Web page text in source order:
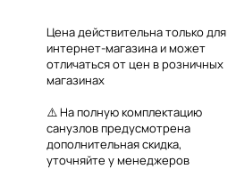
Цена действительна только для
интернет-магазина и может
отличаться от цен в розничных
магазинах
⚠️ На полную комплектацию
санузлов предусмотрена
дополнительная скидка,
уточняйте у менеджеров